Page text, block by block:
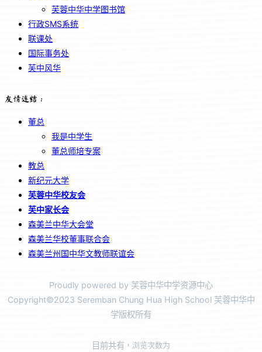
芙蓉中华中学图书馆
行政SMS系统
联课处
国际事务处
芙中风华
友情连结：
董总
我是中学生
董总师培专案
教总
新纪元大学
芙蓉中华校友会
芙中家长会
森美兰中华大会堂
森美兰华校董事联合会
森美兰州国中华文教师联谊会
Proudly powered by 芙蓉中华中学资源中心
Copyright©2023 Seremban Chung Hua High School 芙蓉中华中
学版权所有
目前共有 ，浏览次数为